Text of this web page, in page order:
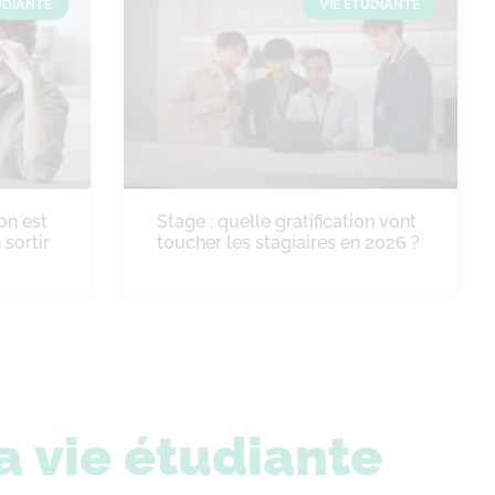
est
sortir
VIE ÉTUDIANTE
Stage : quelle gratification vont
toucher les stagiaires en 2026 ?
vie étudiante